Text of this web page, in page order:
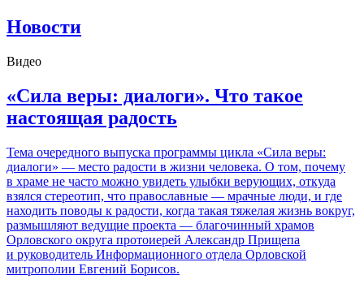
Новости
Видео
«Сила веры: диалоги». Что такое
настоящая радость
Тема очередного выпуска программы цикла «Сила веры:
диалоги» — место радости в жизни человека. О том, почему
в храме не часто можно увидеть улыбки верующих, откуда
взялся стереотип, что православные ― мрачные люди, и где
находить поводы к радости, когда такая тяжелая жизнь вокруг,
размышляют ведущие проекта — благочинный храмов
Орловского округа протоиерей Александр Прищепа
и руководитель Информационного отдела Орловской
митрополии Евгений Борисов.